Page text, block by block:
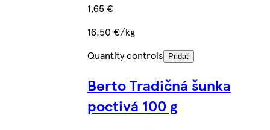
1,65 €
16,50 €/kg
Quantity controls
Pridať
Berto Tradičná šunka
poctivá 100 g